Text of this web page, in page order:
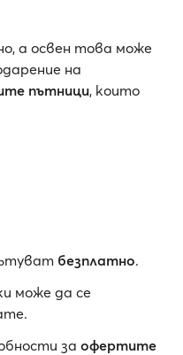
а освен това може
на
пътници, които
безплатно.
може да се
за офертите